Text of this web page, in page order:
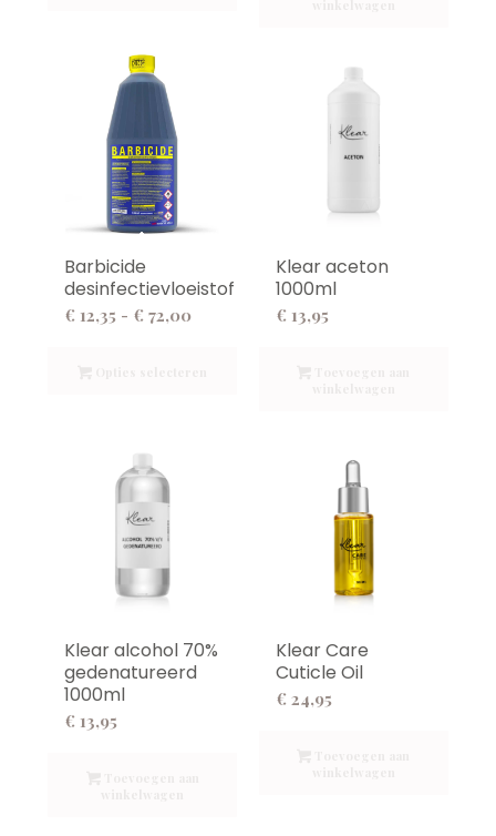
Barbicide
desinfectievloeistof
€ 12,35 - € 72,00Prijsklasse:
Klear aceton
1000ml
€ 13,95
Klear alcohol 70%
gedenatureerd
1000ml
€ 13,95
Klear Care
Cuticle Oil
€ 24,95